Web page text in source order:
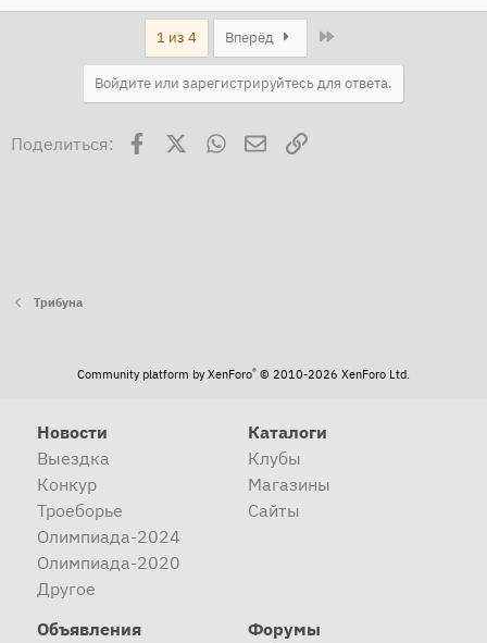
1 из 4 Вперёд
Войдите или зарегистрируйтесь для ответа.
Поделиться: Facebook WhatsAppЭлектронная почта
Ссылка
Трибуна
Community platform by XenForo® © 2010-2026 XenForo Ltd.
Новости
Выездка
Конкур
Троеборье
Олимпиада-2024
Олимпиада-2020
Другое
Каталоги
Клубы
Магазины
Сайты
Объявления
Форумы